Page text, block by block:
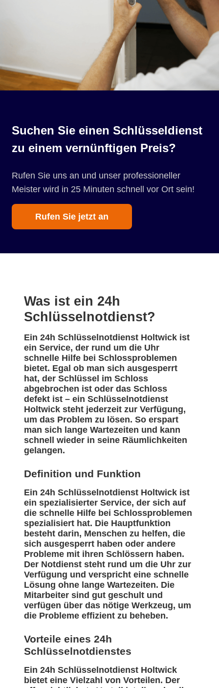
Suchen Sie einen Schlüsseldienst
zu einem vernünftigen Preis?
Rufen Sie uns an und unser professioneller
Meister wird in 25 Minuten schnell vor Ort sein!
Rufen Sie jetzt an
Was ist ein 24h
Schlüsselnotdienst?
Ein 24h Schlüsselnotdienst Holtwick ist
ein Service, der rund um die Uhr
schnelle Hilfe bei Schlossproblemen
bietet. Egal ob man sich ausgesperrt
hat, der Schlüssel im Schloss
abgebrochen ist oder das Schloss
defekt ist – ein Schlüsselnotdienst
Holtwick steht jederzeit zur Verfügung,
um das Problem zu lösen. So erspart
man sich lange Wartezeiten und kann
schnell wieder in seine Räumlichkeiten
gelangen.
Definition und Funktion
Ein 24h Schlüsselnotdienst Holtwick ist
ein spezialisierter Service, der sich auf
die schnelle Hilfe bei Schlossproblemen
spezialisiert hat. Die Hauptfunktion
besteht darin, Menschen zu helfen, die
sich ausgesperrt haben oder andere
Probleme mit ihren Schlössern haben.
Der Notdienst steht rund um die Uhr zur
Verfügung und verspricht eine schnelle
Lösung ohne lange Wartezeiten. Die
Mitarbeiter sind gut geschult und
verfügen über das nötige Werkzeug, um
die Probleme effizient zu beheben.
Vorteile eines 24h
Schlüsselnotdienstes
Ein 24h Schlüsselnotdienst Holtwick
bietet eine Vielzahl von Vorteilen. Der